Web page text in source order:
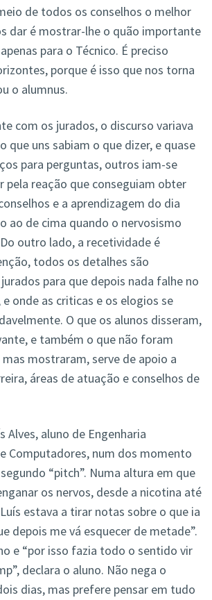
de todos os conselhos o melhor
dar é mostrar-lhe o quão importante
para o Técnico. É preciso
porque é isso que nos torna
o alumnus.
com os jurados, o discurso variava
que uns sabiam o que dizer, e quase
para perguntas, outros iam-se
pela reação que conseguiam obter
e a aprendizagem do dia
ao de cima quando o nervosismo
outro lado, a recetividade é
todos os detalhes são
para que depois nada falhe no
onde as criticas e os elogios se
O que os alunos disseram,
e também o que não foram
mas mostraram, serve de apoio a
áreas de atuação e conselhos de
Alves, aluno de Engenharia
Computadores, num dos momento
“pitch”. Numa altura em que
os nervos, desde a nicotina até
estava a tirar notas sobre o que ia
depois me vá esquecer de metade”.
e “por isso fazia todo o sentido vir
declara o aluno. Não nega o
dias, mas prefere pensar em tudo